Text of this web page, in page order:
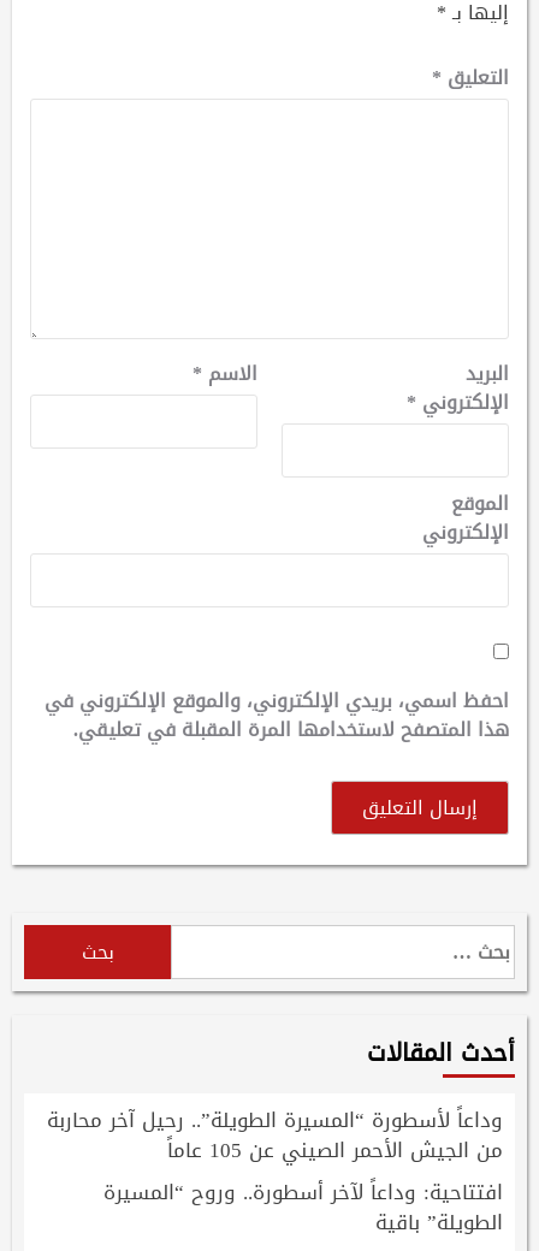
إليها بـ*
التعليق *
الاسم * البريد
الإلكتروني *
الموقع
الإلكتروني
احفظ اسمي، بريدي الإلكتروني، والموقع الإلكتروني في
هذا المتصفح لاستخدامها المرة المقبلة في تعليقي.
البحث
عن:
أحدث المقالات
وداعاً لأسطورة “المسيرة الطويلة”.. رحيل آخر محاربة
من الجيش الأحمر الصيني عن 105 عاماً
افتتاحية: وداعاً لآخر أسطورة.. وروح “المسيرة
الطويلة” باقية